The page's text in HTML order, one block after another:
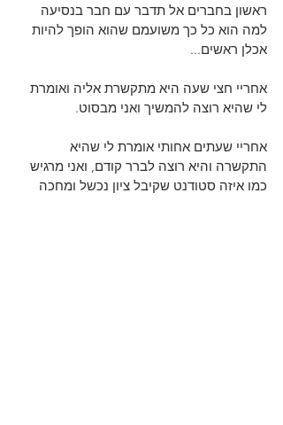
ראשון בחברים אל תדבר עם חבר בנסיעה
למה הוא כל כך משועמם שהוא הופך להיות
אכלן ראשים...
אחריי חצי שעה היא מתקשרת אליה ואומרת
לי שהיא רוצה להמשיך ואני מבסוט.
אחריי שעתים אחותי אומרת לי שהיא
התקשרה והיא רוצה לברר קודם, ואני מרגיש
כמו איזה סטודנט שקיבל ציון נכשל ומחכה